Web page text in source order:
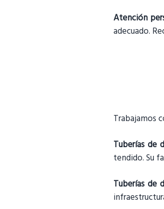
Atención
adecuado.
Trabajamos
Tuberías de
tendido. Su
Tuberías de